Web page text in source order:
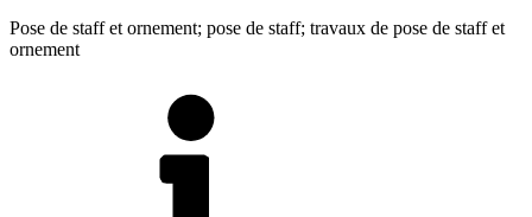
Pose de staff et ornement; pose de staff; travaux de pose de staff et
ornement